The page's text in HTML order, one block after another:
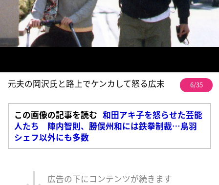
元夫の岡沢氏と路上でケンカして怒る広末 6/35
この画像の記事を読む 和田アキ子を怒らせた芸能
人たち 陣内智則、勝俣州和には鉄拳制裁…鳥羽
シェフ以外にも多数
広告の下にコンテンツが続きます